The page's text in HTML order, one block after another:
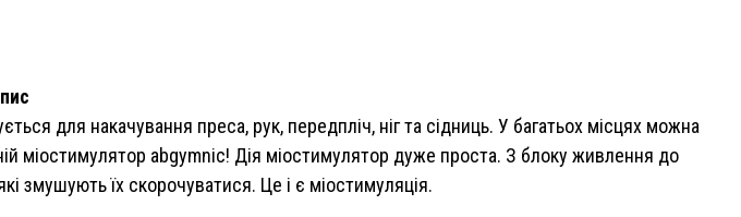
для накачування преса, рук, передпліч, ніг та сідниць. У багатьох місцях можна
міостимулятор abgymnic! Дія міостимулятор дуже проста. З блоку живлення до
змушують їх скорочуватися. Це і є міостимуляція.